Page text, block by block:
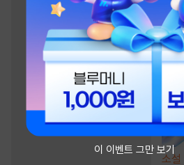
소설
이 이벤트 그만 보기